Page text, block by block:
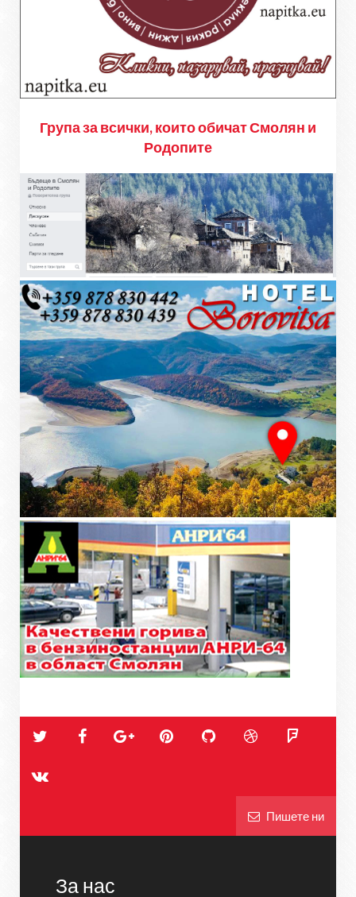
Група за всички, които обичат Смолян и
Родопите
Пишете ни
За нас